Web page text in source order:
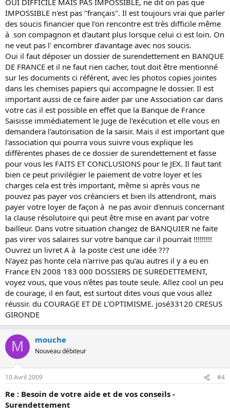
IMPOSSIBLE n'est pas "français". Il est toujours vrai que parler
des soucis financier que l'on rencontre est très difficile même
à son compagnon et d'autant plus lorsque celui ci est loin. On
ne veut pas l' encombrer d'avantage avec nos soucis.
Oui il faut déposer un dossier de surendettement en BANQUE
DE FRANCE et il ne faut rien cacher, tout doit être mentionné
sur les documents ci référent, avec les photos copies jointes
dans les chemises papiers qui accompagne le dossier. Il est
important aussi de ce faire aider par une Association car dans
votre cas il est possible en effet que la Banque de France
Saisisse immédiatement le Juge de l'exécution et elle vous en
demandera l'autorisation de la saisir. Mais il est important que
l'association qui pourra vous suivre vous explique les
différentes phases de ce dossier de surendettement et fasse
pour vous les FAITS ET CONCLUSIONS pour le JEX. Il faut tant
bien ce peut privilégier le paiement de votre loyer et les
charges cela est très important, même si après vous ne
pouvez pas payer vos créanciers et bien ils attendront, mais
payer votre loyer de façon à ne pas avoir d'ennuis concernant
la clause résolutoire qui peut être mise en avant par votre
bailleur. Dans votre situation changez de BANQUIER ne faite
pas virer vos salaires sur votre banque car il pourrait !!!!!!!!!
Ouvrez un livret A à la poste c'est une idée ???
N'ayez pas honte cela n'arrive pas qu'au autres il y a eu en
France EN 2008 183 000 DOSSIERS DE SUREDETTEMENT,
voyez vous, que vous n'êtes pas toute seule. Allez cool un peu
de courage, il en faut, est surtout dites vous que vous allez
réussir. du COURAGE ET DE L'OPTIMISME. josé33120 CRESUS
GIRONDE
M mouche
Nouveau débiteur
10 Avril 2009 #4
Re : Besoin de votre aide et de vos conseils -
Surendettement